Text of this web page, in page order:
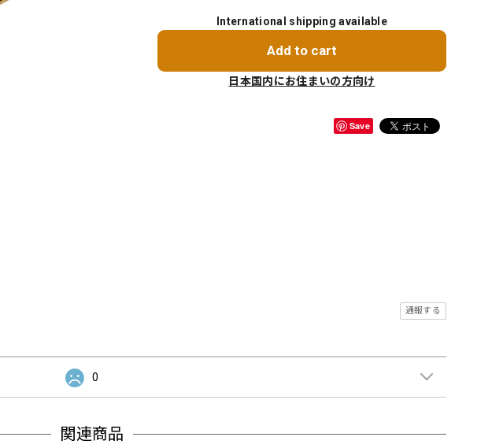
International shipping available
Add to cart
日本国内にお住まいの方向け
Save
通報する
0
関連商品